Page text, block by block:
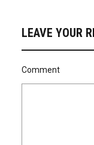
LEAVE YOUR
Comment